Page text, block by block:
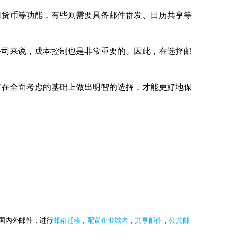
等功能，有些则需要具备邮件群发、日历共享等
说，成本控制也是非常重要的。因此，在选择邮
面考虑的基础上做出明智的选择，才能更好地保
内外邮件，进行邮箱迁移 ，配置企业域名 ，共享邮件 ，公共邮